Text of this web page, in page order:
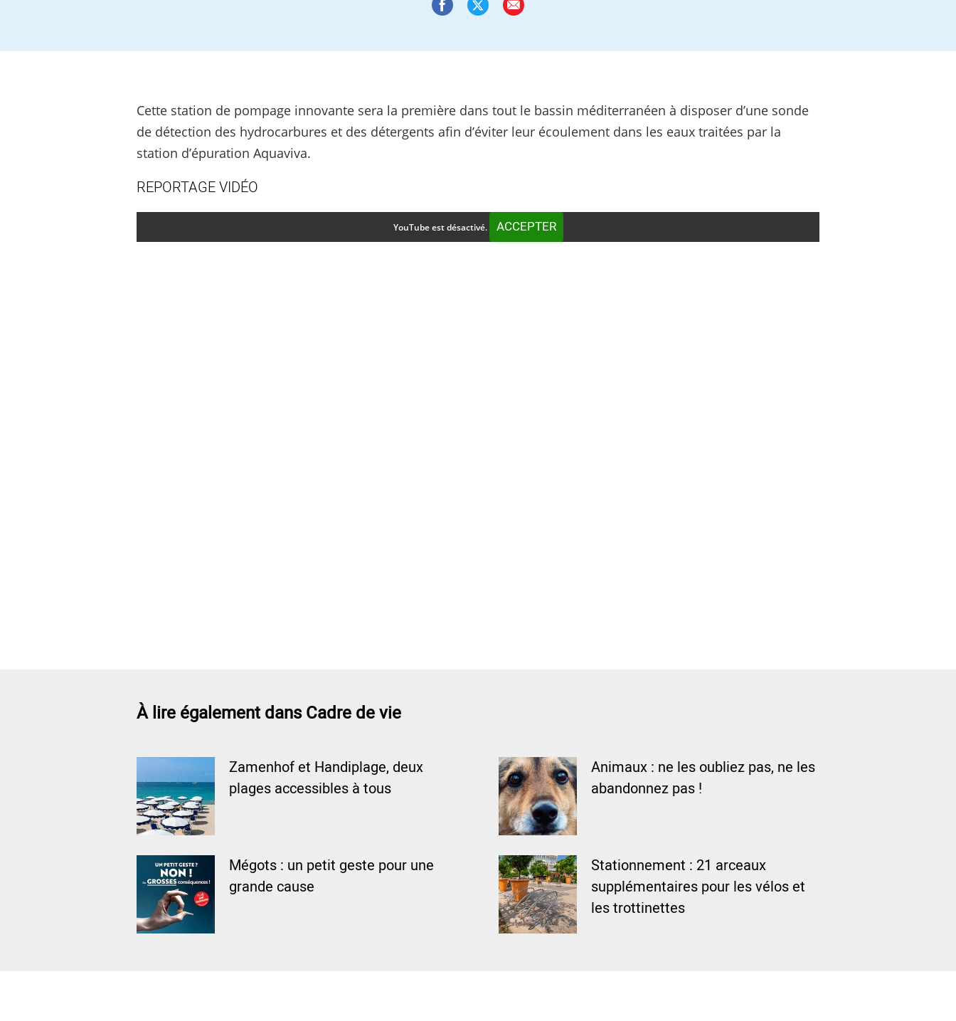
Cette station de pompage innovante sera la première dans tout le bassin méditerranéen à disposer d’une sonde
de détection des hydrocarbures et des détergents afin d’éviter leur écoulement dans les eaux traitées par la
station d’épuration Aquaviva.
REPORTAGE VIDÉO
YouTube est désactivé. ACCEPTER
À lire également dans Cadre de vie
Zamenhof et Handiplage, deux
plages accessibles à tous
Animaux : ne les oubliez pas, ne les
abandonnez pas !
Mégots : un petit geste pour une
grande cause
Stationnement : 21 arceaux
supplémentaires pour les vélos et
les trottinettes